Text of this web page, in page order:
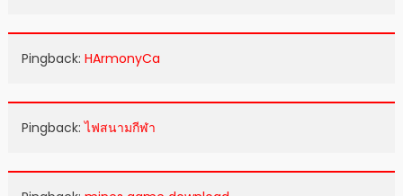
Pingback: HArmonyCa
Pingback:ไฟสนามกีฬา